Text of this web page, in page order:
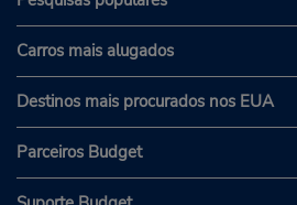
Carros mais alugados
Destinos mais procurados nos EUA
Parceiros Budget